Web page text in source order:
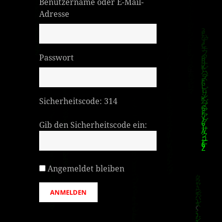
Adresse
Passwort
Sicherheitscode: 314
Gib den Sicherheitscode ein:
Angemeldet bleiben
ANMELDEN